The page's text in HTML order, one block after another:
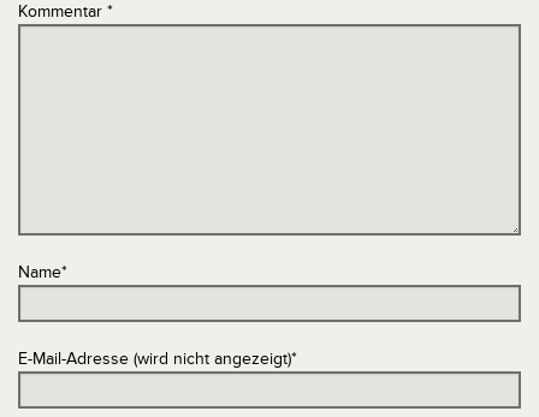
Kommentar *
Name*
E-Mail-Adresse (wird nicht angezeigt)*